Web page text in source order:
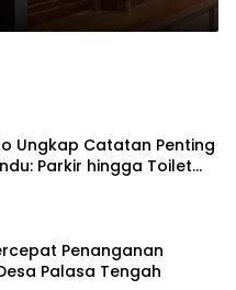
Ungkap Catatan Penting
Parkir hingga Toilet
Penanganan
Palasa Tengah